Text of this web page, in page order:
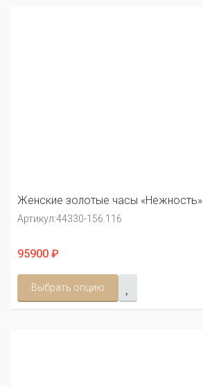
Женские золотые часы «Нежность»
Артикул:44330-156.116
95900 ₽
Выбрать опцию